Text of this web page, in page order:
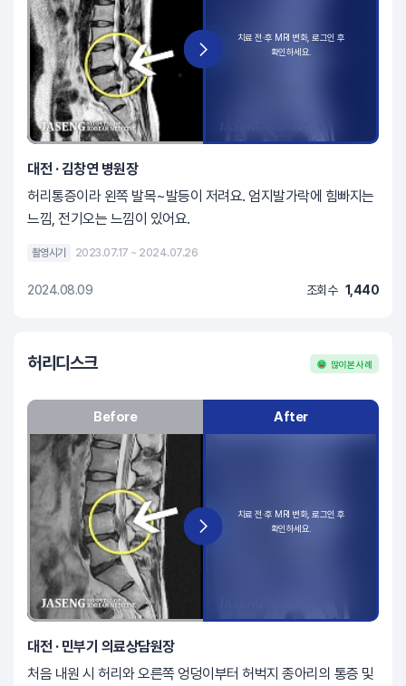
대전 · 김창연 병원장
허리통증이라 왼쪽 발목~발등이 저려요. 엄지발가락에 힘빠지는
느낌, 전기오는 느낌이 있어요.
촬영시기 2023.07.17 ~ 2024.07.26
2024.08.09 조회수 1,440
허리디스크 많이 본 사례
Before After
대전 · 민부기 의료상담원장
처음 내원 시 허리와 오른쪽 엉덩이부터 허벅지 종아리의 통증 및